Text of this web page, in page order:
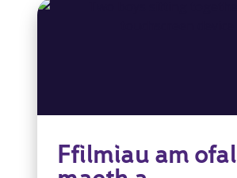
Ffilmiau am ofal